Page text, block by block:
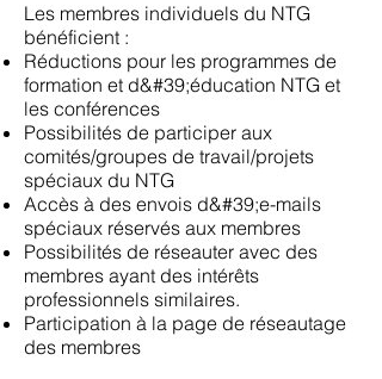
Les membres individuels du NTG
bénéficient :
Réductions pour les programmes de
formation et d&#39;éducation NTG et
les conférences
Possibilités de participer aux
comités/groupes de travail/projets
spéciaux du NTG
Accès à des envois d&#39;e-mails
spéciaux réservés aux membres
Possibilités de réseauter avec des
membres ayant des intérêts
professionnels similaires.
Participation à la page de réseautage
des membres